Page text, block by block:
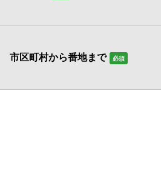
市区町村から番地まで 必須